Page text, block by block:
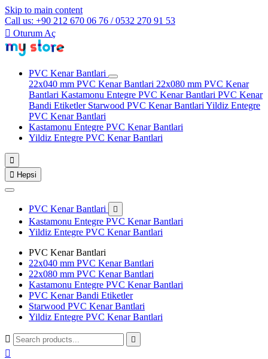
Skip to main content
Call us: +90 212 670 06 76 / 0532 270 91 53
 Oturum Aç
PVC Kenar Bantlari
22x040 mm PVC Kenar Bantlari 22x080 mm PVC Kenar
Bantlari Kastamonu Entegre PVC Kenar Bantlari PVC Kenar
Bandi Etiketler Starwood PVC Kenar Bantlari Yildiz Entegre
PVC Kenar Bantlari
Kastamonu Entegre PVC Kenar Bantlari
Yildiz Entegre PVC Kenar Bantlari

 Hepsi
PVC Kenar Bantlari 
Kastamonu Entegre PVC Kenar Bantlari
Yildiz Entegre PVC Kenar Bantlari
PVC Kenar Bantlari
22x040 mm PVC Kenar Bantlari
22x080 mm PVC Kenar Bantlari
Kastamonu Entegre PVC Kenar Bantlari
PVC Kenar Bandi Etiketler
Starwood PVC Kenar Bantlari
Yildiz Entegre PVC Kenar Bantlari
 
